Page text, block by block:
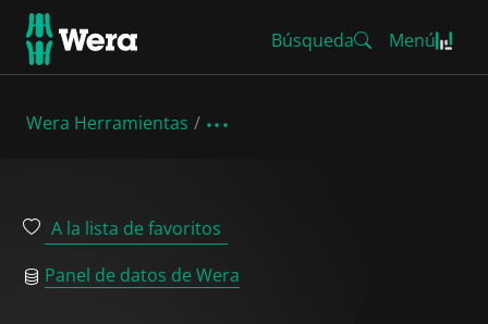
Búsqueda Menú
Wera Herramientas
A la lista de favoritos
Panel de datos de Wera